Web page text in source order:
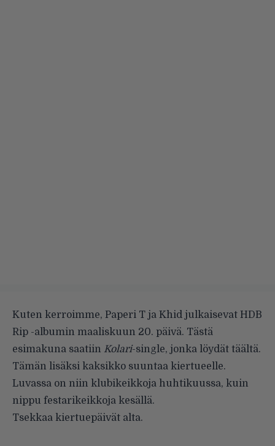
Kuten kerroimme, Paperi T ja Khid julkaisevat HDB
Rip -albumin maaliskuun 20. päivä. Tästä
esimakuna saatiin Kolari-single, jonka löydät täältä.
Tämän lisäksi kaksikko suuntaa kiertueelle.
Luvassa on niin klubikeikkoja huhtikuussa, kuin
nippu festarikeikkoja kesällä.
Tsekkaa kiertuepäivät alta.